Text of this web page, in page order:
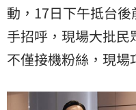
動，17日下午抵台
手招呼，現場大批民
不僅接機粉絲，現場